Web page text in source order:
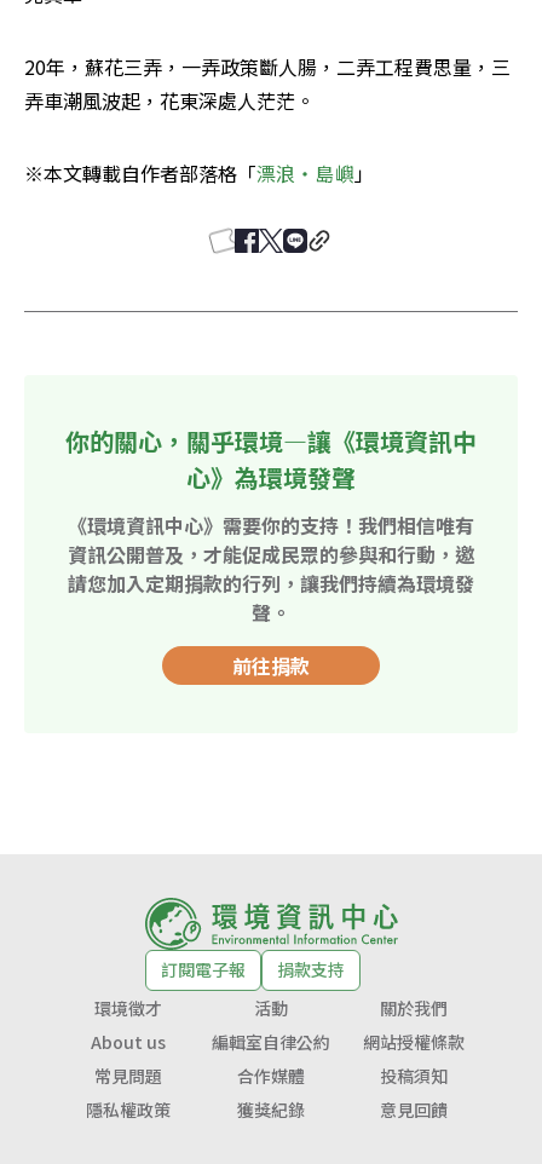
20年，蘇花三弄，一弄政策斷人腸，二弄工程費思量，三
弄車潮風波起，花東深處人茫茫。
※本文轉載自作者部落格「漂浪‧島嶼」
你的關心，關乎環境—讓《環境資訊中
心》為環境發聲
《環境資訊中心》需要你的支持！我們相信唯有
資訊公開普及，才能促成民眾的參與和行動，邀
請您加入定期捐款的行列，讓我們持續為環境發
聲。
前往捐款
訂閱電子報
捐款支持
環境徵才
活動
關於我們
About us
編輯室自律公約
網站授權條款
常見問題
合作媒體
投稿須知
隱私權政策
獲獎紀錄 意見回饋